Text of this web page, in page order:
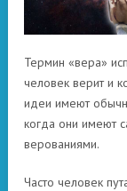
Термин «вера»
человек верит и
идеи имеют
когда они имеют
верованиями.
Часто человек